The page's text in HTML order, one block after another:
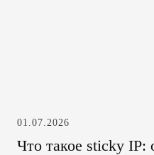
01.07.2026
Что такое sticky IP: